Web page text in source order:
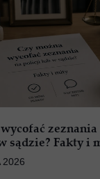
zeznania
sądzie? Fakty i
2026